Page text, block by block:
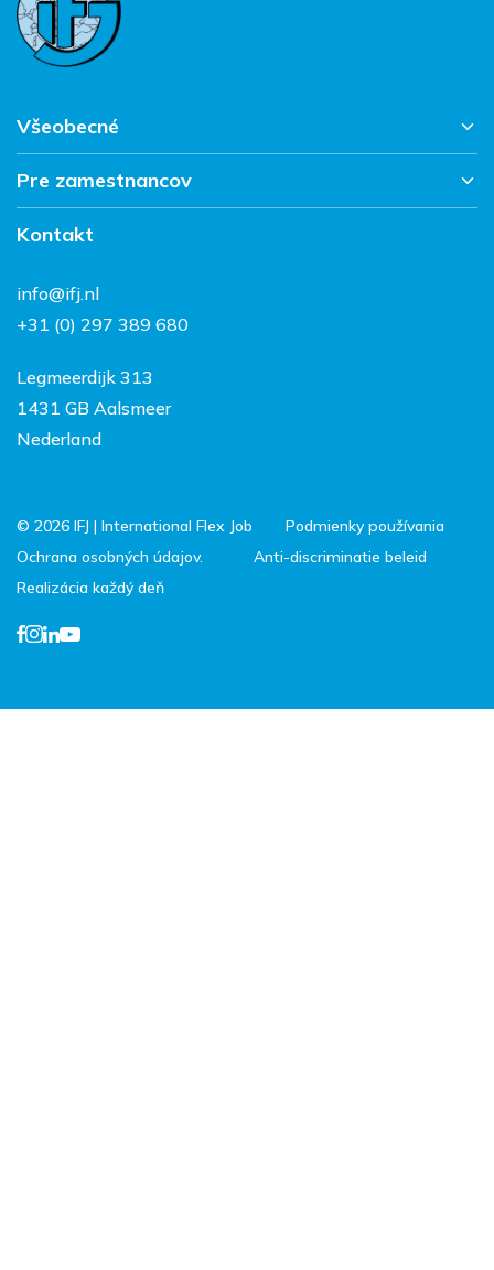
Všeobecné
Hlavná stránka
Súhrn správ
Pre zamestnancov
Vacantes
Práca a život v
Holandsku
Kontakt
info@ifj.nl
+31 (0) 297 389 680
Legmeerdijk 313
1431 GB Aalsmeer
Nederland
© 2026 IFJ | International Flex Job
Podmienky používania
Ochrana osobných údajov.
Anti-discriminatie beleid
Realizácia každý deň